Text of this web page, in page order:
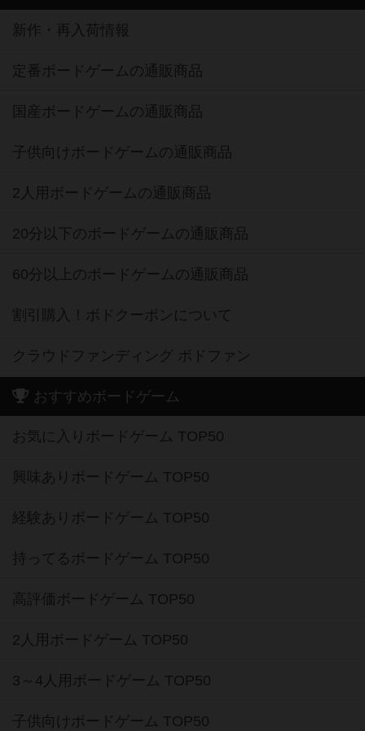
新作・再入荷情報
定番ボードゲームの通販商品
国産ボードゲームの通販商品
子供向けボードゲームの通販商品
2人用ボードゲームの通販商品
20分以下のボードゲームの通販商品
60分以上のボードゲームの通販商品
割引購入！ボドクーポンについて
クラウドファンディング ボドファン
おすすめボードゲーム
お気に入りボードゲーム TOP50
興味ありボードゲーム TOP50
経験ありボードゲーム TOP50
持ってるボードゲーム TOP50
高評価ボードゲーム TOP50
2人用ボードゲーム TOP50
3～4人用ボードゲーム TOP50
子供向けボードゲーム TOP50